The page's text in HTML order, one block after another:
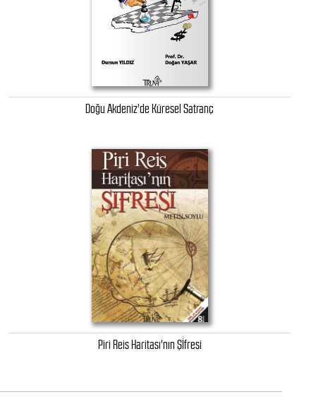
Doğu Akdeniz'de Küresel Satranç
Piri Reis Haritası'nın Şİfresi